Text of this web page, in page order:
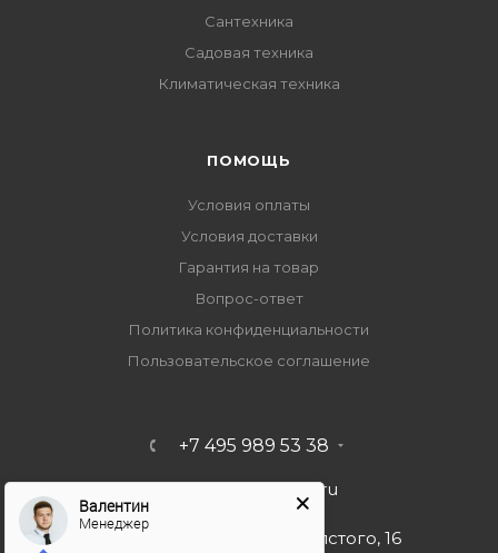
Сантехника
Садовая техника
Климатическая техника
ПОМОЩЬ
Условия оплаты
Условия доставки
Гарантия на товар
Вопрос-ответ
Политика конфиденциальности
Пользовательское соглашение
+7 495 989 53 38
import-bt@bk.ru
г. Москва, ул. Льва Толстого, 16
Валентин
Менеджер